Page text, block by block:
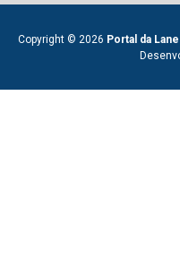
Copyright © 2026 Portal da